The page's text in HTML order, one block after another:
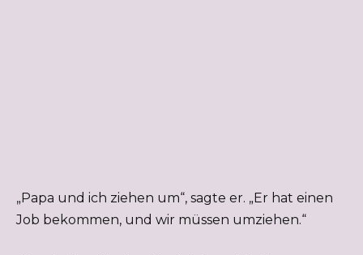
„Papa und ich ziehen um“, sagte er. „Er hat einen
Job bekommen, und wir müssen umziehen.“